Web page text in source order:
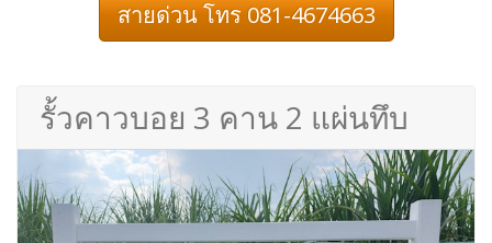
สายด่วน โทร 081-4674663
รั้วคาวบอย 3 คาน 2 แผ่นทึบ